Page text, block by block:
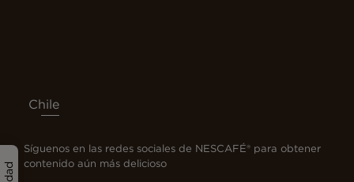
Chile
Síguenos en las redes sociales de NESCAFÉ® para obtener
contenido aún más delicioso